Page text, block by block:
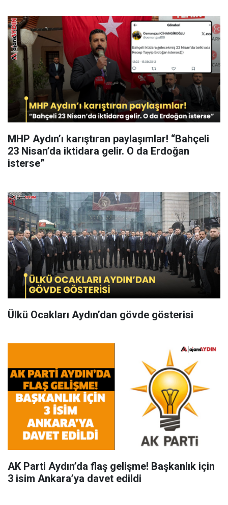
MHP Aydın’ı karıştıran paylaşımlar! “Bahçeli
23 Nisan’da iktidara gelir. O da Erdoğan
isterse”
Ülkü Ocakları Aydın’dan gövde gösterisi
AK Parti Aydın’da flaş gelişme! Başkanlık için
3 isim Ankara’ya davet edildi